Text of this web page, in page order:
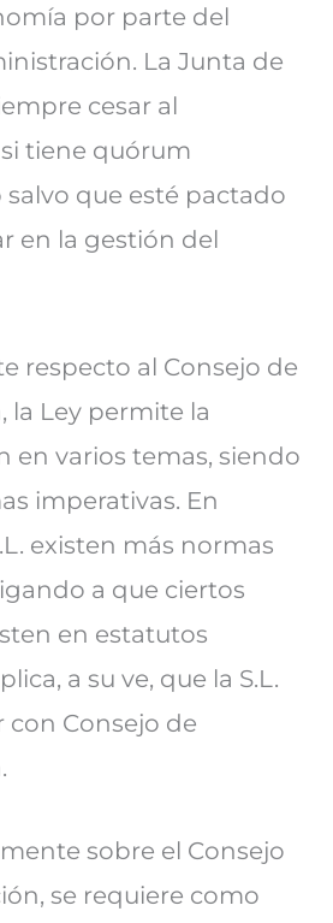
por parte del
La Junta de
cesar al
tiene quórum
que esté pactado
en la gestión del
respecto al Consejo de
la Ley permite la
en varios temas, siendo
imperativas. En
existen más normas
a que ciertos
en estatutos
a su ve, que la S.L.
con Consejo de
sobre el Consejo
se requiere como